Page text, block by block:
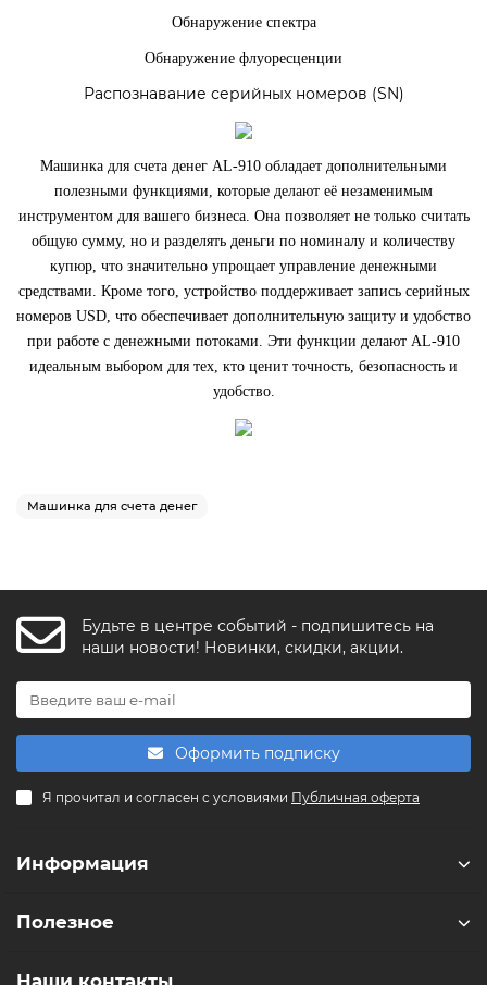
Обнаружение спектра
Обнаружение флуоресценции
Распознавание серийных номеров (SN)
Машинка для счета денег AL-910 обладает дополнительными
полезными функциями, которые делают её незаменимым
инструментом для вашего бизнеса. Она позволяет не только считать
общую сумму, но и разделять деньги по номиналу и количеству
купюр, что значительно упрощает управление денежными
средствами. Кроме того, устройство поддерживает запись серийных
номеров USD, что обеспечивает дополнительную защиту и удобство
при работе с денежными потоками. Эти функции делают AL-910
идеальным выбором для тех, кто ценит точность, безопасность и
удобство.
Машинка для счета денег
Будьте в центре событий - подпишитесь на
наши новости! Новинки, скидки, акции.
Оформить подписку
Я прочитал и согласен с условиями Публичная оферта
Информация
Полезное
Наши контакты
F FishkaAI
Обычно отвечаем за минуту
Чем можем помочь?